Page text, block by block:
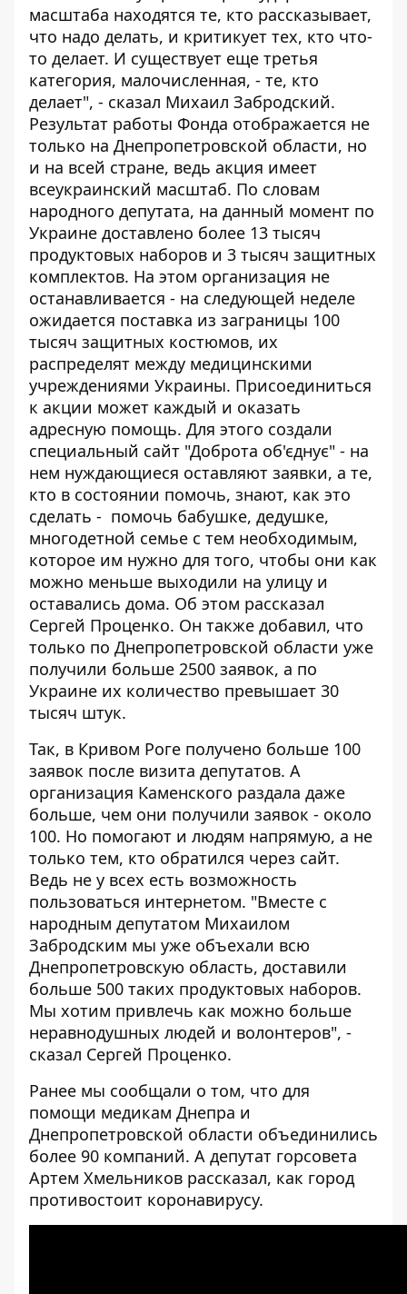
масштаба находятся те, кто рассказывает,
что надо делать, и критикует тех, кто что-
то делает. И существует еще третья
категория, малочисленная, - те, кто
делает", - сказал Михаил Забродский.
Результат работы Фонда отображается не
только на Днепропетровской области, но
и на всей стране, ведь акция имеет
всеукраинский масштаб. По словам
народного депутата, на данный момент по
Украине доставлено более 13 тысяч
продуктовых наборов и 3 тысяч защитных
комплектов. На этом организация не
останавливается - на следующей неделе
ожидается поставка из заграницы 100
тысяч защитных костюмов, их
распределят между медицинскими
учреждениями Украины. Присоединиться
к акции может каждый и оказать
адресную помощь. Для этого создали
специальный сайт "Доброта об'єднує" - на
нем нуждающиеся оставляют заявки, а те,
кто в состоянии помочь, знают, как это
сделать - помочь бабушке, дедушке,
многодетной семье с тем необходимым,
которое им нужно для того, чтобы они как
можно меньше выходили на улицу и
оставались дома. Об этом рассказал
Сергей Проценко. Он также добавил, что
только по Днепропетровской области уже
получили больше 2500 заявок, а по
Украине их количество превышает 30
тысяч штук.
Так, в Кривом Роге получено больше 100
заявок после визита депутатов. А
организация Каменского раздала даже
больше, чем они получили заявок - около
100. Но помогают и людям напрямую, а не
только тем, кто обратился через сайт.
Ведь не у всех есть возможность
пользоваться интернетом. "Вместе с
народным депутатом Михаилом
Забродским мы уже объехали всю
Днепропетровскую область, доставили
больше 500 таких продуктовых наборов.
Мы хотим привлечь как можно больше
неравнодушных людей и волонтеров", -
сказал Сергей Проценко.
Ранее мы сообщали о том, что для
помощи медикам Днепра и
Днепропетровской области объединились
более 90 компаний. А депутат горсовета
Артем Хмельников рассказал, как город
противостоит коронавирусу.